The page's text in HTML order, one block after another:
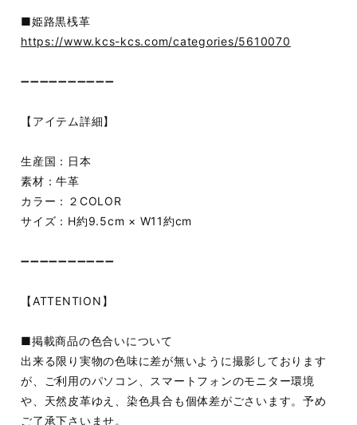
■姫路黒桟革
https://www.kcs-kcs.com/categories/5610070
➖➖➖➖➖➖➖➖➖➖
【アイテム詳細】
生産国：日本
素材：牛革
カラー：２COLOR
サイズ：H約9.5cm × W11約cm
➖➖➖➖➖➖➖➖➖➖
【ATTENTION】
■掲載商品の色合いについて
出来る限り実物の色味に差が無いように撮影しております
が、ご利用のパソコン、スマートフォンのモニター環境
や、天然皮革ゆえ、染色具合も個体差がごさいます。予め
ご了承下さいませ。